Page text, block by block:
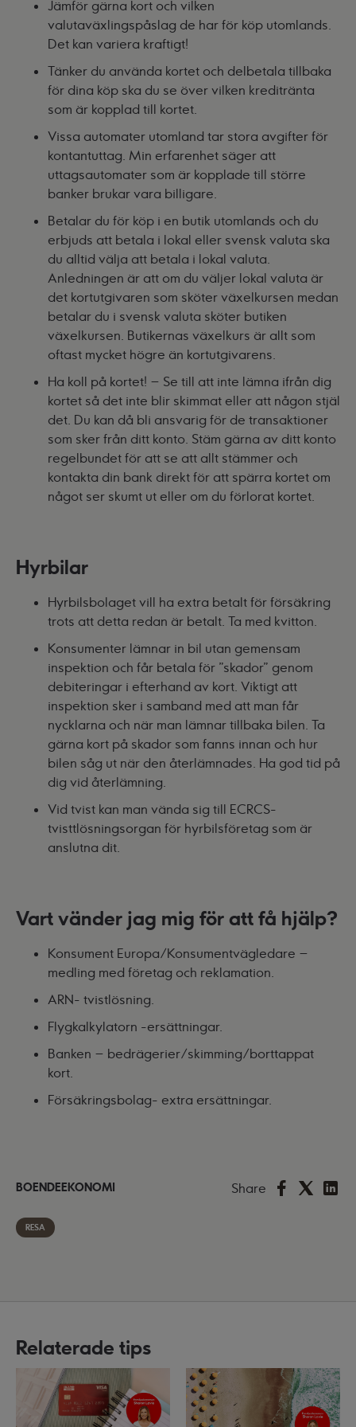
Jämför gärna kort och vilken
valutaväxlingspåslag de har för köp utomlands.
Det kan variera kraftigt!
Tänker du använda kortet och delbetala tillbaka
för dina köp ska du se över vilken kreditränta
som är kopplad till kortet.
Vissa automater utomland tar stora avgifter för
kontantuttag. Min erfarenhet säger att
uttagsautomater som är kopplade till större
banker brukar vara billigare.
Betalar du för köp i en butik utomlands och du
erbjuds att betala i lokal eller svensk valuta ska
du alltid välja att betala i lokal valuta.
Anledningen är att om du väljer lokal valuta är
det kortutgivaren som sköter växelkursen medan
betalar du i svensk valuta sköter butiken
växelkursen. Butikernas växelkurs är allt som
oftast mycket högre än kortutgivarens.
Ha koll på kortet! – Se till att inte lämna ifrån dig
kortet så det inte blir skimmat eller att någon stjäl
det. Du kan då bli ansvarig för de transaktioner
som sker från ditt konto. Stäm gärna av ditt konto
regelbundet för att se att allt stämmer och
kontakta din bank direkt för att spärra kortet om
något ser skumt ut eller om du förlorat kortet.
Hyrbilar
Hyrbilsbolaget vill ha extra betalt för försäkring
trots att detta redan är betalt. Ta med kvitton.
Konsumenter lämnar in bil utan gemensam
inspektion och får betala för ”skador” genom
debiteringar i efterhand av kort. Viktigt att
inspektion sker i samband med att man får
nycklarna och när man lämnar tillbaka bilen. Ta
gärna kort på skador som fanns innan och hur
bilen såg ut när den återlämnades. Ha god tid på
dig vid återlämning.
Vid tvist kan man vända sig till ECRCS-
tvisttlösningsorgan för hyrbilsföretag som är
anslutna dit.
Vart vänder jag mig för att få hjälp?
Konsument Europa/Konsumentvägledare –
medling med företag och reklamation.
ARN- tvistlösning.
Flygkalkylatorn -ersättningar.
Banken – bedrägerier/skimming/borttappat
kort.
Försäkringsbolag- extra ersättningar.
BOENDEEKONOMI Share
RESA
Relaterade tips